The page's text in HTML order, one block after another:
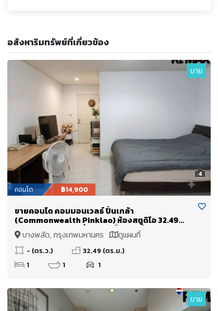
อสังหาริมทรัพย์ที่เกี่ยวข้อง
4
ขาย
คอนโด ฿14,900
ขายคอนโด คอมมอนเวลธ์ ปิ่นเกล้า
(Commonwealth Pinklao) ห้องสตูดิโอ 32.49
ตร.ม. ติด MRT บางยี่ขัน ใกล้เซ็นทรัล ปิ่นเกล้า ศิริราช
บางพลัด จรัญสนิทวงศ์
บางพลัด, กรุงเทพมหานคร ดูแผนที่
- (ตร.ว.)
32.49 (ตร.ม.)
1
1 1
ขาย